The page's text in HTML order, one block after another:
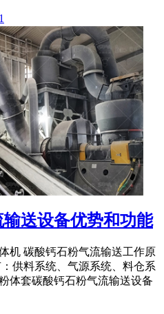
送设备优势和功能
机 碳酸钙石粉气流输送工作原
供料系统、气源系统、料仓系
体套碳酸钙石粉气流输送设备